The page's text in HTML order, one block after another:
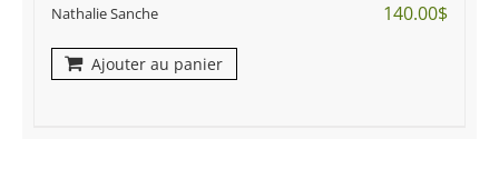
Nathalie Sanche 140.00$
Ajouter au panier